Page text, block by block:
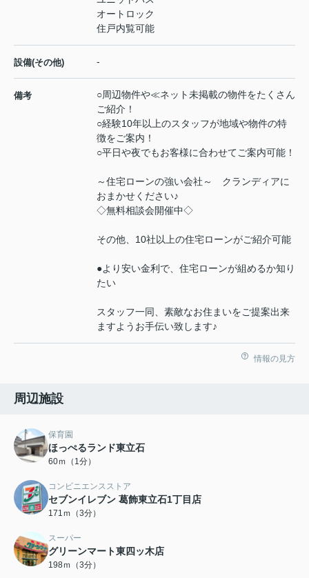
オートロック
住戸内覧可能
設備(その他) -
備考
○周辺物件や≪ネット未掲載の物件をたくさん
ご紹介！
○経験10年以上のスタッフが地域や物件の特
徴をご案内！
○平日や夜でもお客様に合わせてご案内可能！
～住宅ローンの強い会社～ クランディアに
おまかせください♪
◇無料相談会開催中◇
その他、10社以上の住宅ローンがご紹介可能
●より安い金利で、住宅ローンが組めるか知り
たい
スタッフ一同、素敵なお住まいをご提案出来
ますようお手伝い致します♪
情報の見方
周辺施設
保育園
ほっぺるランド東立石
60ｍ（1分）
コンビニエンスストア
セブンイレブン 葛飾東立石1丁目店
171ｍ（3分）
スーパー
グリーンマート東四ッ木店
198ｍ（3分）